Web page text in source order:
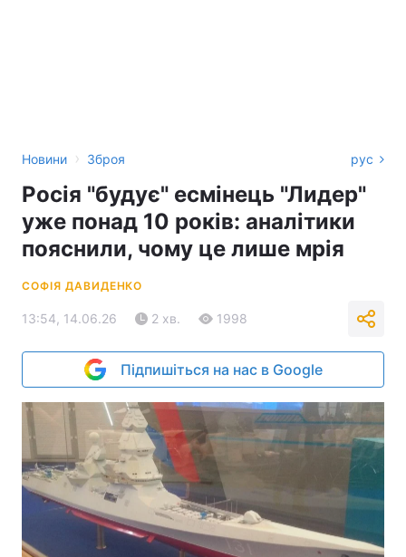
Новини › Зброя рус
Росія "будує" есмінець "Лидер"
уже понад 10 років: аналітики
пояснили, чому це лише мрія
СОФІЯ ДАВИДЕНКО
13:54, 14.06.26 2 хв. 1998
Підпишіться на нас в Google